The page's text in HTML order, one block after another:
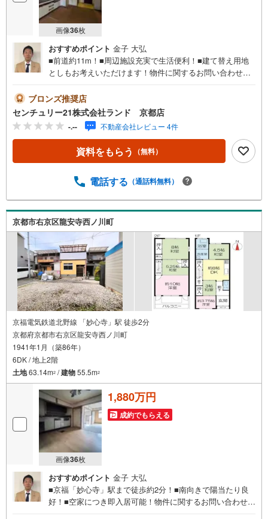
画像36枚
おすすめポイント 金子 大弘
■前道約11m！■周辺施設充実で生活便利！■建て替え用地
としもお考えいただけます！物件に関するお問い合わせは
ませ！＜センチュリー21ランドについて＞●センチュリー2
1ランド京都店は・・・ お客様のご希望をお客様の目線で
ご満足いただけるお住いを全力でお探し致します！●購入・
売却・ローンのご相談など、些細なことでもお気軽にご相
談下さいませ！●リフォームのご相談も承っております。○
京阪鴨東線 「出町柳」駅 徒歩約6分○京都市営地下鉄烏丸
日・水曜日定休日※祝日は営業）事前にご連絡いただけます
ます！
ブロンズ推奨店
センチュリー21株式会社ランド 京都店
-.-- 不動産会社レビュー 4件
資料をもらう （無料）
電話する （通話料無料）
京都市右京区龍安寺西ノ川町
京福電気鉄道北野線 「妙心寺」駅 徒歩2分
京都府京都市右京区龍安寺西ノ川町
1941年1月（築86年）
6DK / 地上2階
土地63.14m2 /建物55.5m2
画像36枚
1,880万円
成約でもらえる
おすすめポイント 金子 大弘
■京福「妙心寺」駅まで徒歩約2分！■南向きで陽当たり良
好！■空家につき即入居可能！物件に関するお問い合わせは